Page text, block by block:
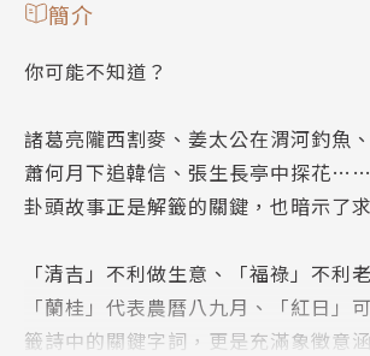
簡介
你可能不知道？
諸葛亮隴西割麥、姜太公在渭河釣魚、
蕭何月下追韓信、張生長亭中探花……
卦頭故事正是解籤的關鍵，也暗示了
「清吉」不利做生意、「福祿」不利
「蘭桂」代表農曆八九月、「紅日」
籤詩中的關鍵字詞，更是充滿象徵意涵